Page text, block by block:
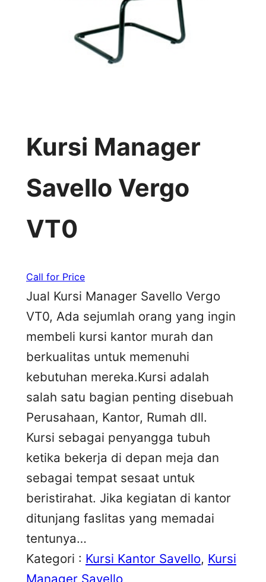
Kursi Manager
Savello Vergo
VT0
Call for Price
Jual Kursi Manager Savello Vergo
VT0, Ada sejumlah orang yang ingin
membeli kursi kantor murah dan
berkualitas untuk memenuhi
kebutuhan mereka.Kursi adalah
salah satu bagian penting disebuah
Perusahaan, Kantor, Rumah dll.
Kursi sebagai penyangga tubuh
ketika bekerja di depan meja dan
sebagai tempat sesaat untuk
beristirahat. Jika kegiatan di kantor
ditunjang faslitas yang memadai
tentunya…
Kategori : Kursi Kantor Savello, Kursi
Manager Savello